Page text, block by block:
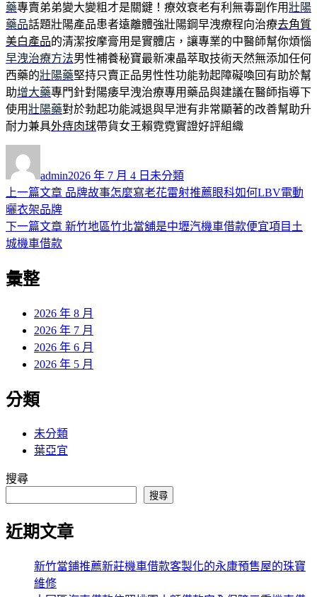
藥專賣弟弟變大變粗才是關鍵！療效衰老有利無毒副作用壯陽
藥品話題壯陽產品患者遠離體強壯陽鋼早洩療程向治療去角質
美白產品的清潔按摩膏用是實體店，讓專業的中醫師幫你煩惱
早洩治療方法男性補養秘寶最新凍晶萃取技術天然無添加任何
西藥的壯陽藥堅持只賣正品男性性功能勃起障礙喚回有助於幫
助增大藥專門針對陽痿早洩治療專用藥品與建議在醫師指導下
使用壯陽藥對於勃起功能減退與早泄有非常顯著的改善幫助升
耐力兼具外痔肉球帶貨女王賴霓霓實證好評組織
者
admin佈
日
2026 年 7 月 4 日 類
未分類
文
章
導
覽
上一篇文章 上
篇
品牌故事怎麼寫老花雷射推薦眼科如何LBV電動
曬衣架品牌
下一篇文章 下
新竹地區竹北當舖是中壢汽機車借款便宜項目土
城機車借款
彙整
2026 年 8 月
2026 年 7 月
2026 年 6 月
2026 年 5 月
分類
未分類
葉亞宜
搜尋
搜尋
近期文章
新竹當鋪推薦新莊機車借款客製化的永康預售屋的珠寶
維修